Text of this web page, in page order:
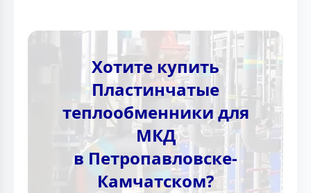
Хотите купить
Пластинчатые
теплообменники для
МКД
в Петропавловске-
Камчатском?